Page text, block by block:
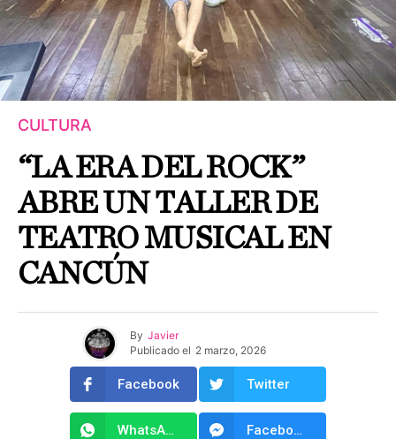
CULTURA
“LA ERA DEL ROCK”
ABRE UN TALLER DE
TEATRO MUSICAL EN
CANCÚN
By Javier
Publicado el 2 marzo, 2026
Facebook Twitter
WhatsApp Facebook Messenger